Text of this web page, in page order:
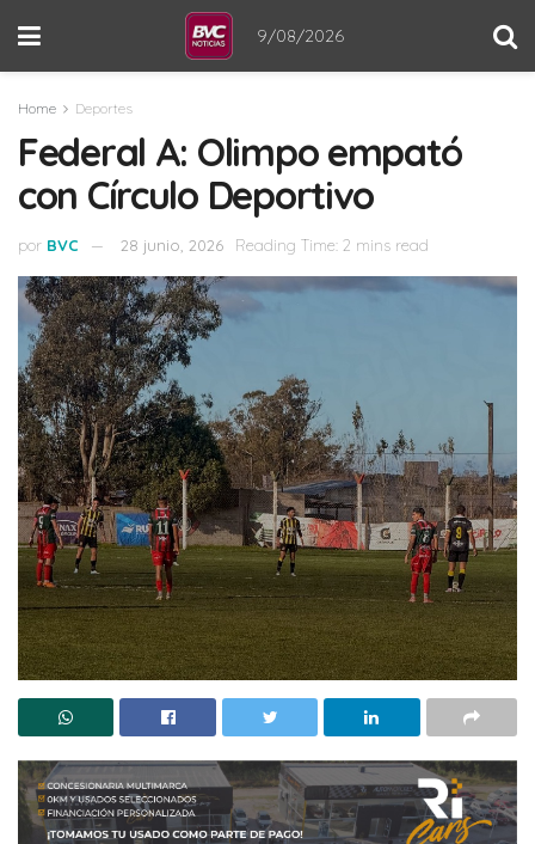
9/08/2026
Home Deportes
Federal A: Olimpo empató
con Círculo Deportivo
por BVC 28 junio, 2026 Reading Time: 2 mins read